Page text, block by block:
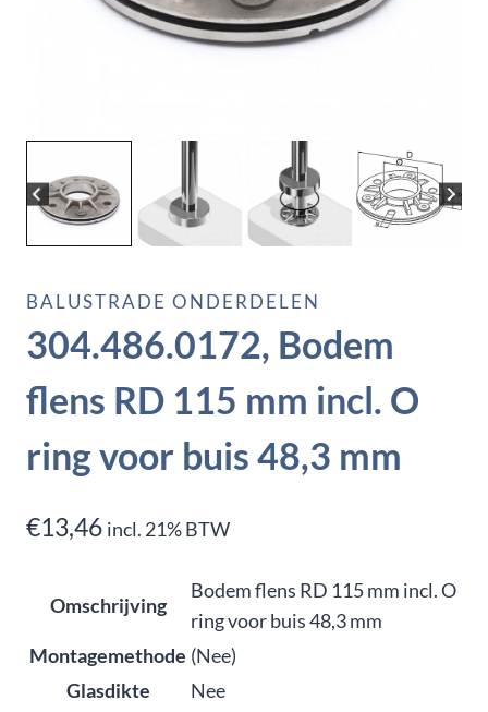
BALUSTRADE ONDERDELEN
304.486.0172, Bodem
flens RD 115 mm incl. O
ring voor buis 48,3 mm
€13,46 incl. 21% BTW
Omschrijving
Bodem flens RD 115 mm incl. O
ring voor buis 48,3 mm
Montagemethode (Nee)
Glasdikte
Nee